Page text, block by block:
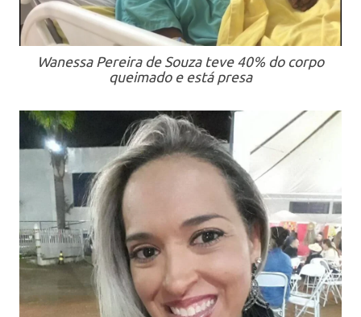
Wanessa Pereira de Souza teve 40% do corpo
queimado e está presa